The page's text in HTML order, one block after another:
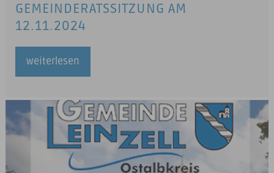
GEMEINDERATSSITZUNG AM
12.11.2024
weiterlesen